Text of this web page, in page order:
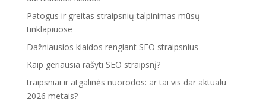
Patogus ir greitas straipsnių talpinimas mūsų
tinklapiuose
Dažniausios klaidos rengiant SEO straipsnius
Kaip geriausia rašyti SEO straipsnį?
traipsniai ir atgalinės nuorodos: ar tai vis dar aktualu
2026 metais?